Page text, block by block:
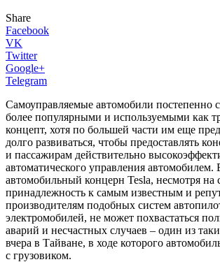
Share
Facebook
VK
Twitter
Google+
Telegram
Самоуправляемые автомобили постепенно
более популярными и используемыми как
концепт, хотя по большей части им еще
долго развиваться, чтобы предоставлять
и пассажирам действительно
автоматического управления автомобилем.
автомобильный концерн Tesla, несмотря на
принадлежность к самым известным и
производителям подобных систем
электромобилей, не может похвастаться
аварий и несчастных случаев – один из
вчера в Тайване, в ходе которого
с грузовиком.